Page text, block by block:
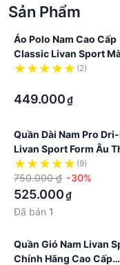
Sản Phẩm
Áo Polo Nam Cao Cấp
Classic Livan Sport
Ghi Đậm Thoáng Khí
(2)
449.000₫
Quần Dài Nam Pro
Livan Sport Form Âu
Lịch
(9)
750.000 ₫ -30%
525.000₫
Đã bán 1
Quần Gió Nam Livan
Chính Hãng Cao Cấp